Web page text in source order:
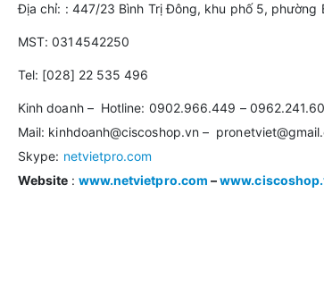
Địa chỉ: : 447/23 Bình Trị Đông, khu phố 5, phường
MST: 0314542250
Tel: [028] 22 535 496
Kinh doanh – Hotline: 0902.966.449 –
Mail: kinhdoanh@ciscoshop.vn –
Skype: netvietpro.com
Website : www.netvietpro.com –